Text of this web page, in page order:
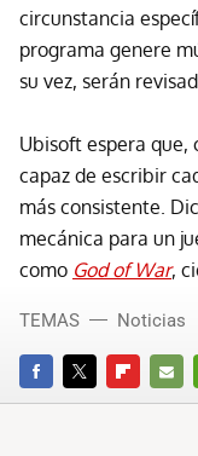
circunstancia
programa genere
su vez, serán
Ubisoft espera que,
capaz de escribir
más consistente.
mecánica para un
como God of War,
FACEBOOKTWITTERFLIPBOARD
E-
TEMAS Noticias